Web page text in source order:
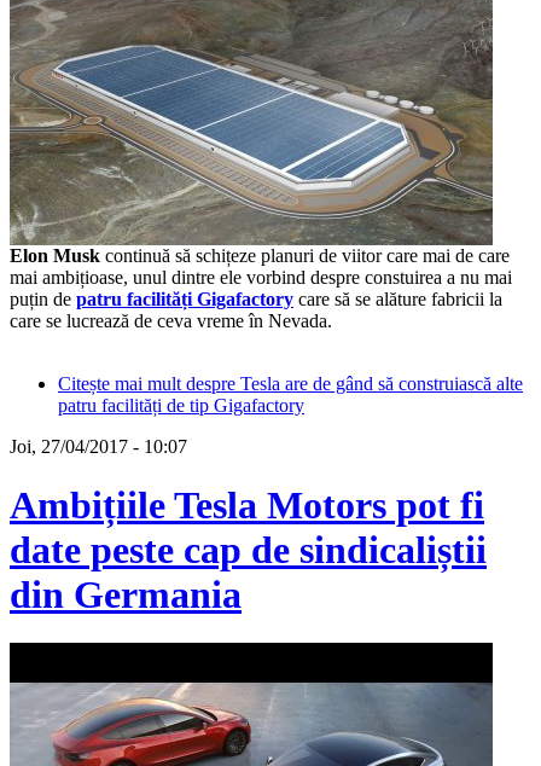
Elon Musk continuă să schițeze planuri de viitor care mai de care
mai ambițioase, unul dintre ele vorbind despre constuirea a nu mai
puțin de patru facilități Gigafactory care să se alăture fabricii la
care se lucrează de ceva vreme în Nevada.
Citește mai mult despre Tesla are de gând să construiască alte
patru facilități de tip Gigafactory
Joi, 27/04/2017 - 10:07
Ambițiile Tesla Motors pot fi
date peste cap de sindicaliștii
din Germania